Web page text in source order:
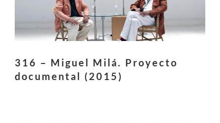
316 – Miguel Milá. Proyecto
documental (2015)